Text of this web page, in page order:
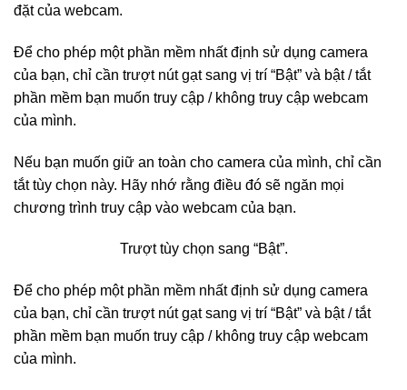
đặt của webcam.
Để cho phép một phần mềm nhất định sử dụng camera
của bạn, chỉ cần trượt nút gạt sang vị trí “Bật” và bật / tắt
phần mềm bạn muốn truy cập / không truy cập webcam
của mình.
Nếu bạn muốn giữ an toàn cho camera của mình, chỉ cần
tắt tùy chọn này. Hãy nhớ rằng điều đó sẽ ngăn mọi
chương trình truy cập vào webcam của bạn.
Trượt tùy chọn sang “Bật”.
Để cho phép một phần mềm nhất định sử dụng camera
của bạn, chỉ cần trượt nút gạt sang vị trí “Bật” và bật / tắt
phần mềm bạn muốn truy cập / không truy cập webcam
của mình.